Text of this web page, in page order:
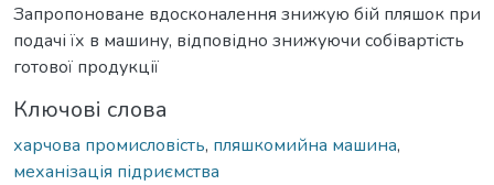
Запропоноване вдосконалення знижую бій пляшок при
подачі їх в машину, відповідно знижуючи собівартість
готової продукції
Ключові слова
харчова промисловість, пляшкомийна машина,
механізація підриємства